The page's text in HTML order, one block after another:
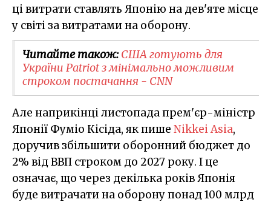
ці витрати ставлять Японію на дев'яте місце
у світі за витратами на оборону.
Читайте також:США готують для
України Patriot з мінімально можливим
строком постачання - CNN
Але наприкінці листопада прем'єр-міністр
Японії Фуміо Кісіда, як пише Nikkei Asia,
доручив збільшити оборонний бюджет до
2% від ВВП строком до 2027 року. І це
означає, що через декілька років Японія
буде витрачати на оборону понад 100 млрд